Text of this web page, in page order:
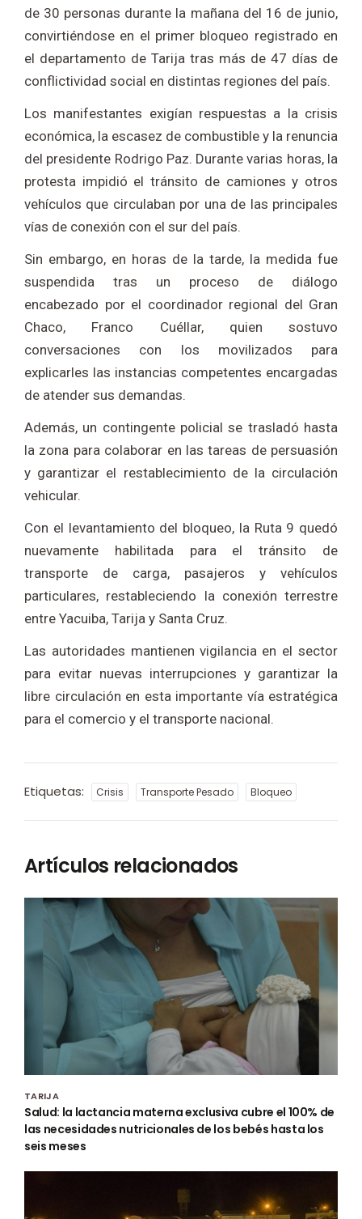
de 30 personas durante la mañana del 16 de junio,
convirtiéndose en el primer bloqueo registrado en
el departamento de Tarija tras más de 47 días de
conflictividad social en distintas regiones del país.
Los manifestantes exigían respuestas a la crisis
económica, la escasez de combustible y la renuncia
del presidente Rodrigo Paz. Durante varias horas, la
protesta impidió el tránsito de camiones y otros
vehículos que circulaban por una de las principales
vías de conexión con el sur del país.
Sin embargo, en horas de la tarde, la medida fue
suspendida tras un proceso de diálogo
encabezado por el coordinador regional del Gran
Chaco, Franco Cuéllar, quien sostuvo
conversaciones con los movilizados para
explicarles las instancias competentes encargadas
de atender sus demandas.
Además, un contingente policial se trasladó hasta
la zona para colaborar en las tareas de persuasión
y garantizar el restablecimiento de la circulación
vehicular.
Con el levantamiento del bloqueo, la Ruta 9 quedó
nuevamente habilitada para el tránsito de
transporte de carga, pasajeros y vehículos
particulares, restableciendo la conexión terrestre
entre Yacuiba, Tarija y Santa Cruz.
Las autoridades mantienen vigilancia en el sector
para evitar nuevas interrupciones y garantizar la
libre circulación en esta importante vía estratégica
para el comercio y el transporte nacional.
Etiquetas: Crisis Transporte Pesado Bloqueo
Artículos relacionados
TARIJA
Salud: la lactancia materna exclusiva cubre el 100% de
las necesidades nutricionales de los bebés hasta los
seis meses